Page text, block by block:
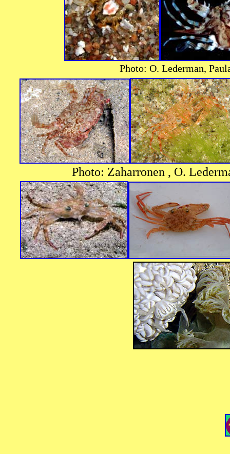
Photo: O. Lederman,
Photo: Zaharronen , O.